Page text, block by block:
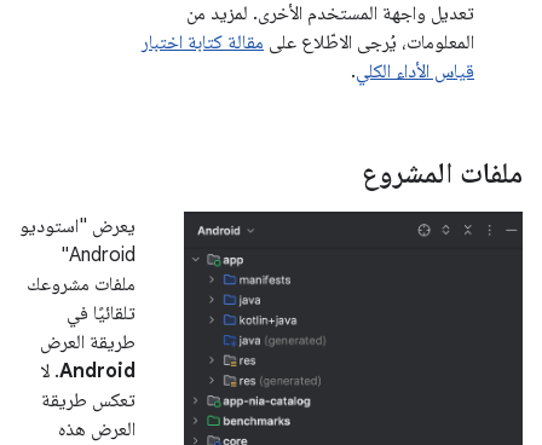
تعديل واجهة المستخدم الأخرى. لمزيد من
المعلومات، يُرجى الاطّلاع على مقالة كتابة اختبار
قياس الأداء الكلي.
ملفات المشروع
يعرض "استوديو
Android"
ملفات مشروعك
تلقائيًا في
طريقة العرض
Android. لا
تعكس طريقة
العرض هذه